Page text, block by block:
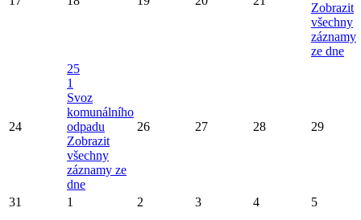
Zobrazit
všechny
záznamy
ze dne
24
25
1
Svoz
komunálního
odpadu
Zobrazit
všechny
záznamy ze
dne
26 27 28 29
31 1 2 3 4 5